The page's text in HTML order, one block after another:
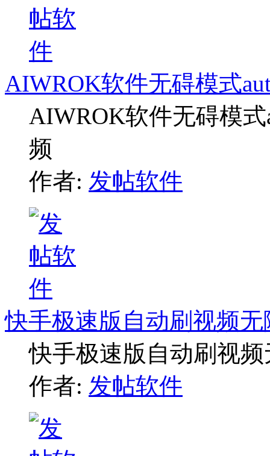
AIWROK软件无碍模式
AIWROK软件无碍模
频
作者: 发帖软件
快手极速版自动刷视频
快手极速版自动刷视
作者: 发帖软件